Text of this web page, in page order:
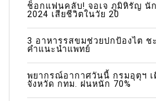
ช็อกแฟนคลับ! จอเจ ภูมิหิรัญ นั
2024 เสียชีวิตในวัย 20
3 อาหารรสขมช่วยปกป้องไต ช
คำแนะนำแพทย์
พยากรณ์อากาศวันนี้ กรมอุตุฯ
จังหวัด กทม. ฝนหนัก 70%